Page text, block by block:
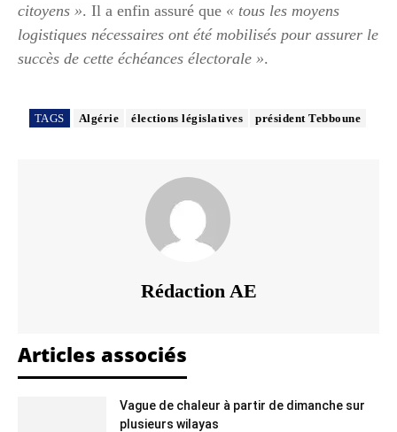
citoyens ». Il a enfin assuré que « tous les moyens
logistiques nécessaires ont été mobilisés pour assurer le
succès de cette échéances électorale ».
TAGS Algérie élections législatives président Tebboune
Rédaction AE
Articles associés
Vague de chaleur à partir de dimanche sur
plusieurs wilayas